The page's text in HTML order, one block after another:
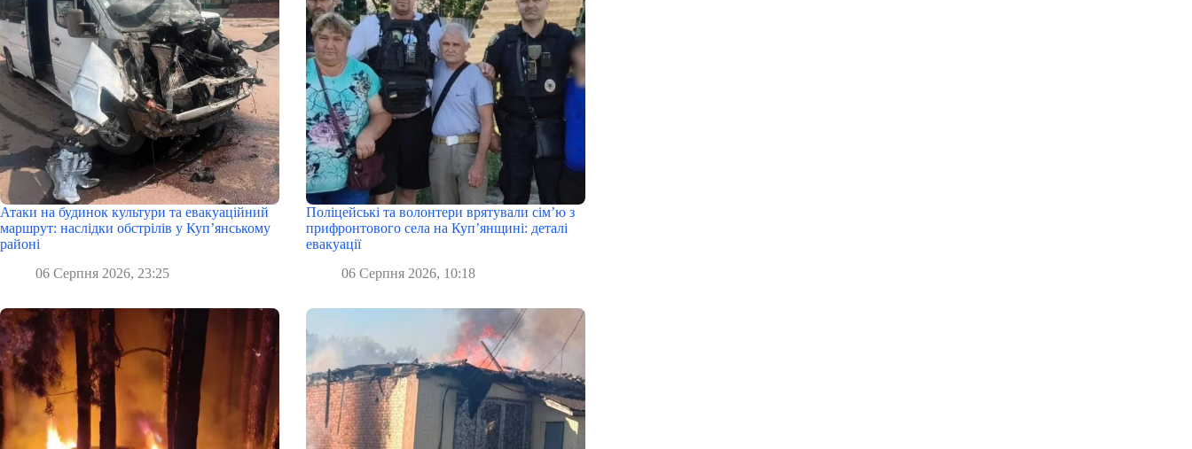
Атаки на будинок культури та евакуаційний
маршрут: наслідки обстрілів у Куп’янському
районі
06 Серпня 2026, 23:25
Поліцейські та волонтери врятували сім’ю з
прифронтового села на Куп’янщині: деталі
евакуації
06 Серпня 2026, 10:18